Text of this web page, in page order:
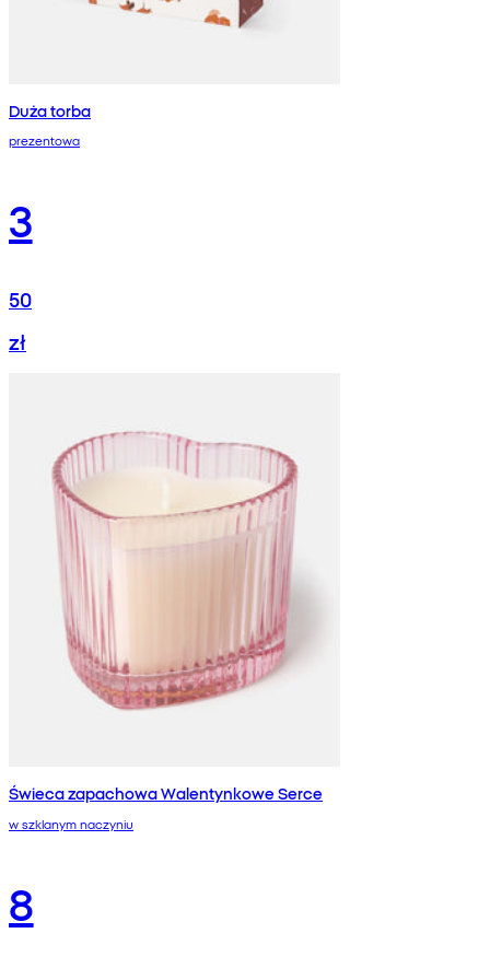
Duża torba
prezentowa
3
50
zł
Świeca zapachowa Walentynkowe Serce
w szklanym naczyniu
8